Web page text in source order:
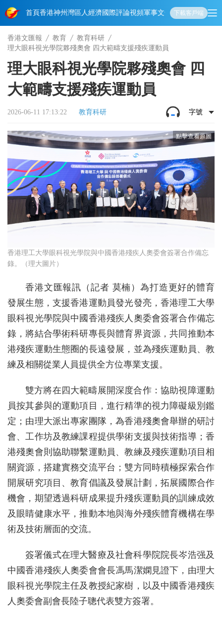
首頁香港神州 灣區人經濟國際評論視頻軍事文化 娛樂生活教育體
下載客戶端
香港文匯報 教育
教育科研
理大眼科視光學院夥殘奧會 四大範疇支援殘疾運動員
理大眼科視光學院夥殘奧會 四
大範疇支援殘疾運動員
2026-06-11 17:13:22 教育科研 字號
香港理工大學眼科視光學院與中國香港殘疾人奧委會簽署合作備忘
錄。（理大圖片）
香港文匯報訊（記者 莫楠）為打造更好的體育
發展生態，支援香港運動員發光發亮，香港理工大學
眼科視光學院與中國香港殘疾人奧委會簽署合作備忘
錄，將結合學術科研專長與體育界資源，共同推動本
港殘疾運動生態圈的長遠發展，並為殘疾運動員、教
練及相關從業人員提供全方位專業支援。
雙方將在四大範疇展開深度合作：協助視障運動
員按其參與的運動項目，進行精準的視力障礙級別鑑
定；由理大派出專家團隊，為香港殘奧會舉辦的研討
會、工作坊及教練課程提供學術支援與技術指導；香
港殘奧會則協助聯繫運動員、教練及殘疾運動項目相
關資源，搭建實務交流平台；雙方同時積極探索合作
開展研究項目、教育倡議及發展計劃，拓展國際合作
機會，期望透過科研成果提升殘疾運動員的訓練成效
及眼睛健康水平，推動本地與海外殘疾體育機構在學
術及技術層面的交流。
簽署儀式在理大醫療及社會科學院院長岑浩强及
中國香港殘疾人奧委會會長馮馬潔嫻見證下，由理大
眼科視光學院主任及教授紀家樹，以及中國香港殘疾
人奧委會副會長陸子聰代表雙方簽署。